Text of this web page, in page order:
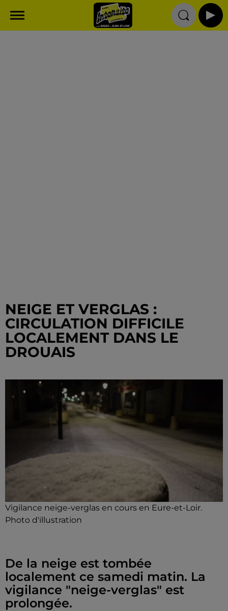
NEIGE ET VERGLAS :
CIRCULATION DIFFICILE
LOCALEMENT DANS LE
DROUAIS
Vigilance neige-verglas en cours en Eure-et-Loir.
Photo d'illustration
De la neige est tombée
localement ce samedi matin. La
vigilance "neige-verglas" est
prolongée.